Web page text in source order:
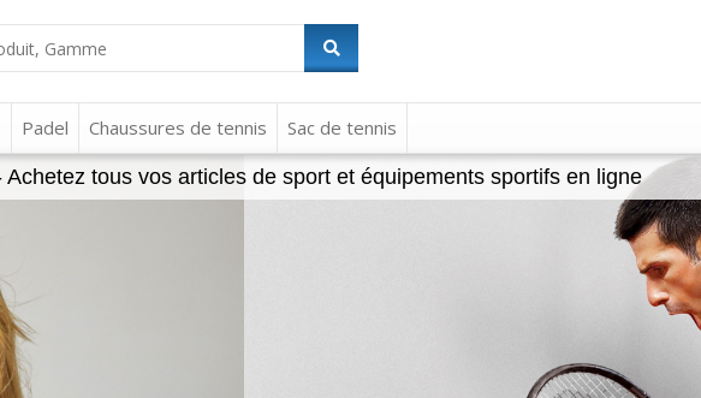
Padel Chaussures de tennis Sac de tennis
Achetez tous vos articles de sport et équipements sportifs en ligne